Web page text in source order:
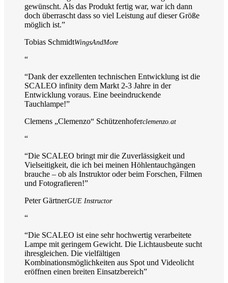
gewünscht. Als das Produkt fertig war, war ich dann
doch überrascht dass so viel Leistung auf dieser Größe
möglich ist.”
Tobias SchmidtWingsAndMore
“
“Dank der exzellenten technischen Entwicklung ist die
SCALEO infinity dem Markt 2-3 Jahre in der
Entwicklung voraus. Eine beeindruckende
Tauchlampe!”
Clemens „Clemenzo“ Schützenhoferclemenzo.at
“
“Die SCALEO bringt mir die Zuverlässigkeit und
Vielseitigkeit, die ich bei meinen Höhlentauchgängen
brauche – ob als Instruktor oder beim Forschen, Filmen
und Fotografieren!”
Peter GärtnerGUE Instructor
“
“Die SCALEO ist eine sehr hochwertig verarbeitete
Lampe mit geringem Gewicht. Die Lichtausbeute sucht
ihresgleichen. Die vielfältigen
Kombinationsmöglichkeiten aus Spot und Videolicht
eröffnen einen breiten Einsatzbereich”